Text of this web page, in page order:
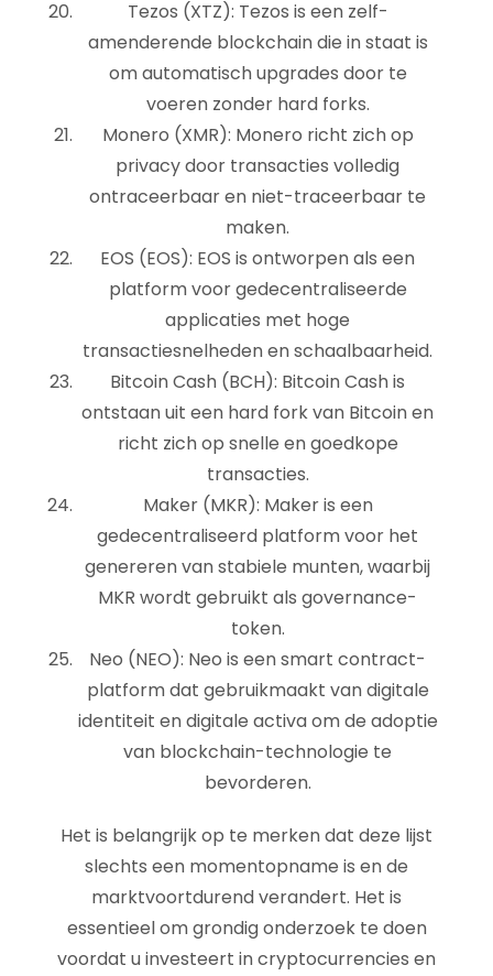
Tezos (XTZ): Tezos is een zelf-
amenderende blockchain die in staat is
om automatisch upgrades door te
voeren zonder hard forks.
Monero (XMR): Monero richt zich op
privacy door transacties volledig
ontraceerbaar en niet-traceerbaar te
maken.
EOS (EOS): EOS is ontworpen als een
platform voor gedecentraliseerde
applicaties met hoge
transactiesnelheden en schaalbaarheid.
Bitcoin Cash (BCH): Bitcoin Cash is
ontstaan ​​uit een hard fork van Bitcoin en
richt zich op snelle en goedkope
transacties.
Maker (MKR): Maker is een
gedecentraliseerd platform voor het
genereren van stabiele munten, waarbij
MKR wordt gebruikt als governance-
token.
Neo (NEO): Neo is een smart contract-
platform dat gebruikmaakt van digitale
identiteit en digitale activa om de adoptie
van blockchain-technologie te
bevorderen.
Het is belangrijk op te merken dat deze lijst
slechts een momentopname is en de
marktvoortdurend verandert. Het is
essentieel om grondig onderzoek te doen
voordat u investeert in cryptocurrencies en